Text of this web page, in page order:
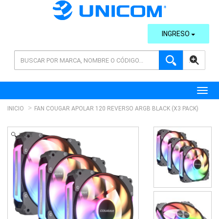
AVANZADA
INGRESO
INICIO FAN COUGAR APOLAR 120 REVERSO ARGB BLACK (X3 PACK)
Zoom